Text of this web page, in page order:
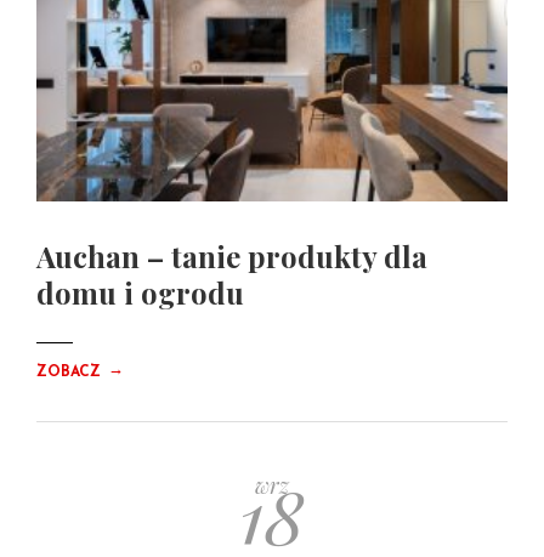
Auchan – tanie produkty dla
domu i ogrodu
ZOBACZ →
wrz
18